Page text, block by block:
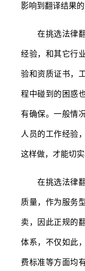
影响到翻译结果
在挑选法律翻
经验，和其它行
验和资质证书，
程中碰到的困惑
有确保。一般情
人员的工作经验
这样做，才能切
在挑选法律翻
质量，作为服务
卖，因此正规的
体系，不仅如此
费标准等方面均